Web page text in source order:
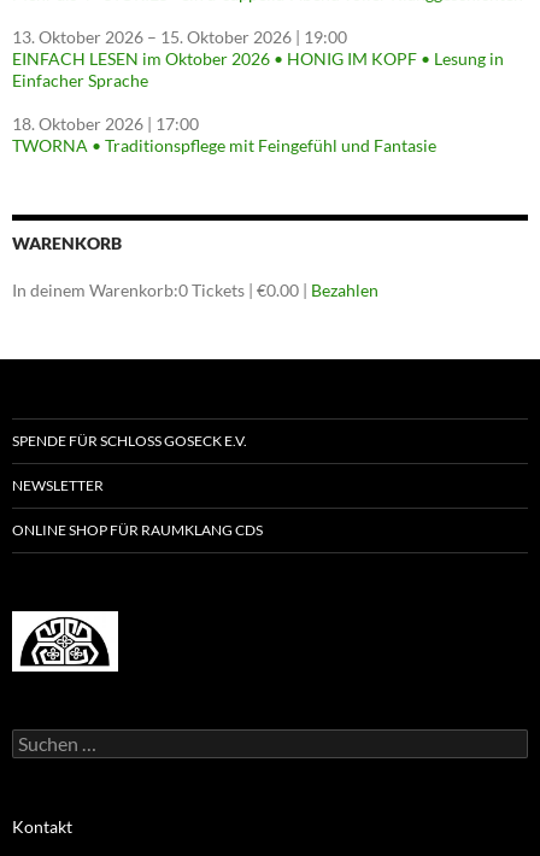
13. Oktober 2026 – 15. Oktober 2026 | 19:00
EINFACH LESEN im Oktober 2026 • HONIG IM KOPF • Lesung in
Einfacher Sprache
18. Oktober 2026 | 17:00
TWORNA • Traditionspflege mit Feingefühl und Fantasie
WARENKORB
In deinem Warenkorb:0Tickets | €0.00 | Bezahlen
SPENDE FÜR SCHLOSS GOSECK E.V.
NEWSLETTER
ONLINE SHOP FÜR RAUMKLANG CDS
Suchen
nach:
Kontakt